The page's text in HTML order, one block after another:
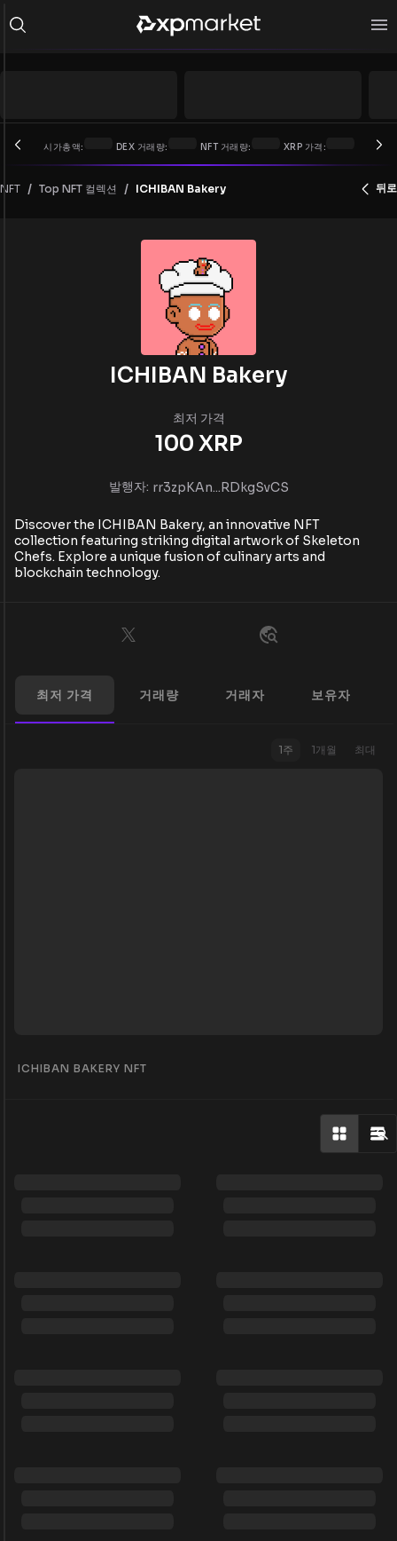
시가총액: DEX 거래량: NFT 거래량: XRP 가격:
NFT / Top NFT 컬렉션 / ICHIBAN Bakery 뒤로
ICHIBAN Bakery
최저 가격
100 XRP
발행자: rr3zpKAn...RDkgSvCS
Discover the ICHIBAN Bakery, an innovative NFT
collection featuring striking digital artwork of Skeleton
Chefs. Explore a unique fusion of culinary arts and
blockchain technology.
최저 가격 거래량 거래자 보유자
1주 1개월 최대
ICHIBAN BAKERY NFT